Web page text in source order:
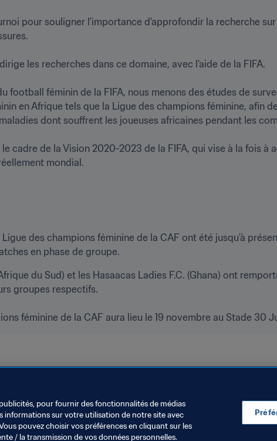
pour souligner l'importance d'approfondir la recherche
les recherches dans ce domaine, avec l'aide de la FIFA.
football féminin de la FIFA, nous menons des études de
en Afrique tels que la Ligue des champions féminine, afin
dont souffrent les joueuses africaines pendant les
cadre de la Vision 2020-2023 de la FIFA, qui vise à la fois à
mondial.
des champions féminine de la CAF ont été jusqu'à
en phase de groupe.
du Sud) et les Hasaacas Ladies F.C. (Ghana) ont
groupes respectifs.
féminine de la CAF aura lieu le 19 novembre au Stade 30
pour fournir des fonctionnalités de médias
informations sur votre utilisation de notre site avec
pouvez choisir vos préférences en cliquant sur les
/ la transmission de vos données personnelles.